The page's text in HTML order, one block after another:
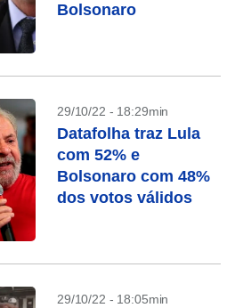
Bolsonaro
29/10/22 - 18:29min
Datafolha traz Lula
com 52% e
Bolsonaro com 48%
dos votos válidos
29/10/22 - 18:05min